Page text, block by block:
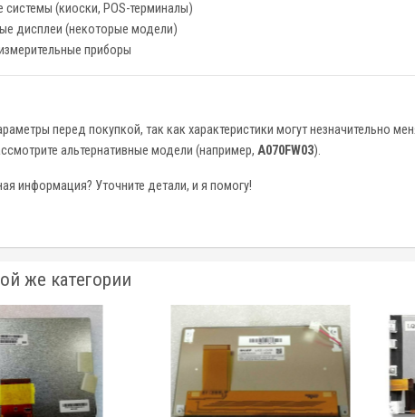
системы (киоски, POS-терминалы)
дисплеи (некоторые модели)
приборы
перед покупкой, так как характеристики могут незначительно
альтернативные модели (например, A070FW03).
информация? Уточните детали, и я помогу!
же категории